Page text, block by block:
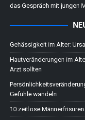
das Gespräch mit jungen
Gehässigkeit im Alter:
Hautveränderungen im
Arzt sollten
Gefühle wandeln
10 zeitlose